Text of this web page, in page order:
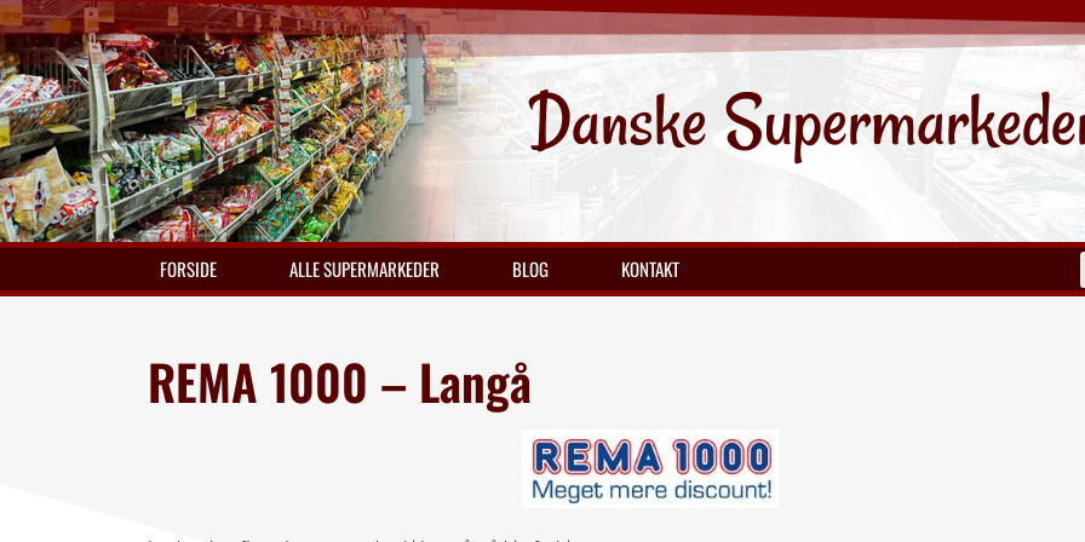
Danske
FORSIDE ALLE SUPERMARKEDER BLOG KONTAKT
REMA 1000 – Langå